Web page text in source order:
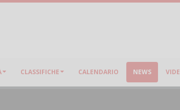
CLASSIFICHE CALENDARIO NEWS